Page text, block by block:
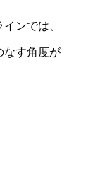
ンでは、
なす角度が